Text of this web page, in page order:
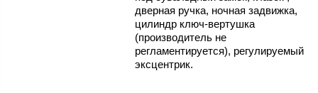
дверная ручка, ночная задвижка,
цилиндр ключ-вертушка
(производитель не
регламентируется), регулируемый
эксцентрик.